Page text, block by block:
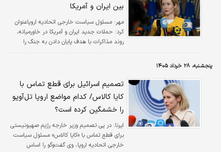
بین ایران و آمریکا
مهر: مسئول سیاست خارجی اتحادیه اروپاعنوان
کرد: حملات جدید ایران و آمریکا در خاورمیانه،
روند مذاکرات با هدف پایان دادن به جنگ را
پنجشنبه، ۲۸ خرداد ۱۴۰۵
تصمیم اسرائیل برای قطع تماس با
کایا کالاس/ کدام مواضع اروپا تل‌آویو
را خشمگین کرده است؟
ایرنا: در پی تصمیم وزیر خارجه رژیم صهیونیستی
برای قطع تماس با «کایا کالاس» مسئول سیاست
خارجی اتحادیه اروپا، وی گفت‌وگو را اساس